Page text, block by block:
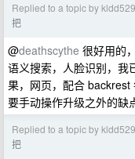
Replied to a topic by kldd529
把
@deathscythe 很好用的
语义搜索，人脸识别，我
果，网页，配合
要手动操作升级之外的缺
Replied to a topic by kldd529
把